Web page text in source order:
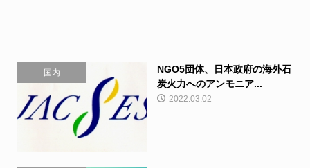
国内
NGO5団体、日本政府の海外石
炭火力へのアンモニア...
2022.03.02